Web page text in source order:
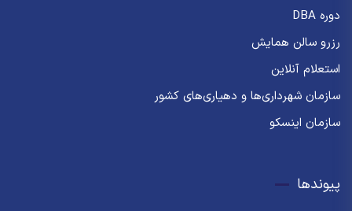
دوره DBA
رزرو سالن همایش
استعلام آنلاین
سازمان شهرداری‌ها و دهیاری‌های کشور
سازمان اینسکو
پیوندها